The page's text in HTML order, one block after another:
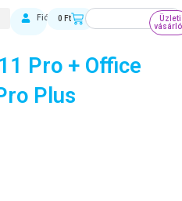
Fiókom
0 FtKosárKeresés
Üzleti
Pro + Office
Plus